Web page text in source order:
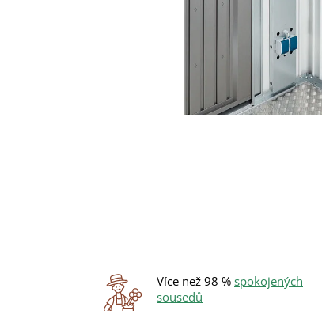
Více než 98 % spokojených
sousedů